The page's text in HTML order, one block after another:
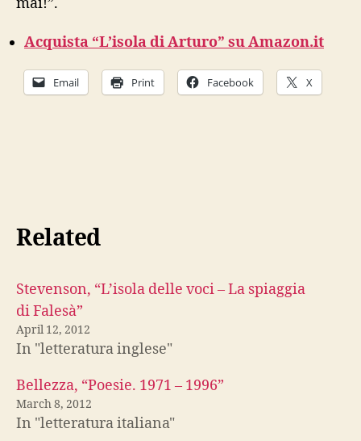
Acquista “L’isola di Arturo” su Amazon.it
Email Print Facebook X
Related
Stevenson, “L’isola delle voci – La spiaggia
di Falesà”
April 12, 2012
In "letteratura inglese"
Bellezza, “Poesie. 1971 – 1996”
March 8, 2012
In "letteratura italiana"